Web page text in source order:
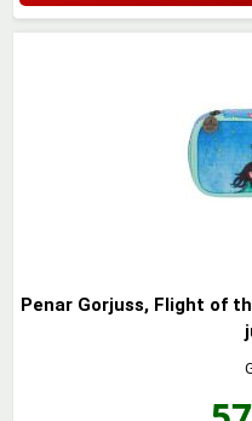
Penar Gorjuss, Flight of